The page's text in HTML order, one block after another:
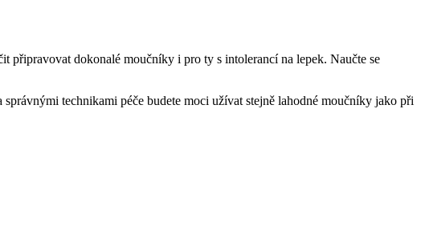
připravovat dokonalé ​moučníky i pro‍ ty⁤ s intolerancí na lepek. Naučte se
‌technikami péče budete moci‍ užívat ‌stejně lahodné moučníky jako při​